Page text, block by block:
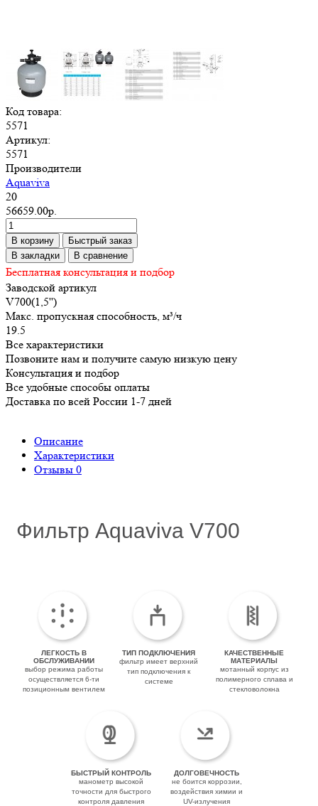
Код товара:
5571
Артикул:
5571
Производители
Aquaviva
20
56659.00р.
В корзину
Быстрый заказ
В закладки
В сравнение
Бесплатная консультация и подбор
Заводской артикул
V700(1,5'')
Макс. пропускная способность, м³/ч
19.5
Все характеристики
Позвоните нам и получите самую низкую цену
Консультация и подбор
Все удобные способы оплаты
Доставка по всей России 1-7 дней
Описание
Характеристики
Отзывы 0
Фильтр Aquaviva V700
ЛЕГКОСТЬ В
ОБСЛУЖИВАНИИ
выбор режима работы
осуществляется 6-ти
позиционным вентилем
ТИП ПОДКЛЮЧЕНИЯ
фильтр имеет верхний
тип подключения к
системе
КАЧЕСТВЕННЫЕ
МАТЕРИАЛЫ
мотанный корпус из
полимерного сплава и
стекловолокна
БЫСТРЫЙ КОНТРОЛЬ
манометр высокой
точности для быстрого
контроля давления
ДОЛГОВЕЧНОСТЬ
не боится коррозии,
воздействия химии и
UV-излучения